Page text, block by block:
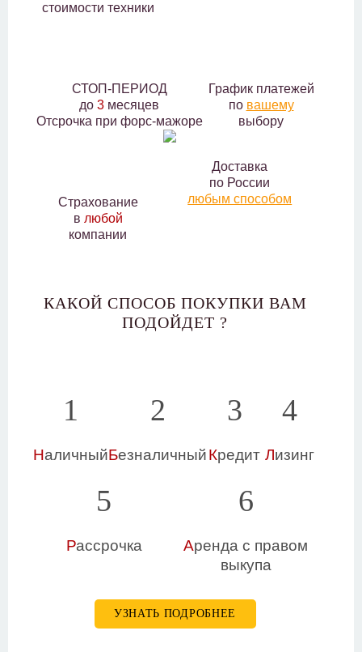
стоимости техники
СТОП-ПЕРИОД
до 3 месяцев
Отсрочка при форс-мажоре
График платежей
по вашему
выбору
Страхование
в любой
компании
Доставка
по России
любым способом
КАКОЙ СПОСОБ ПОКУПКИ ВАМ
ПОДОЙДЕТ ?
1
Наличный
2
Безналичный
3
Кредит
4
Лизинг
5
Рассрочка
6
Аренда с правом
выкупа
УЗНАТЬ ПОДРОБНЕЕ